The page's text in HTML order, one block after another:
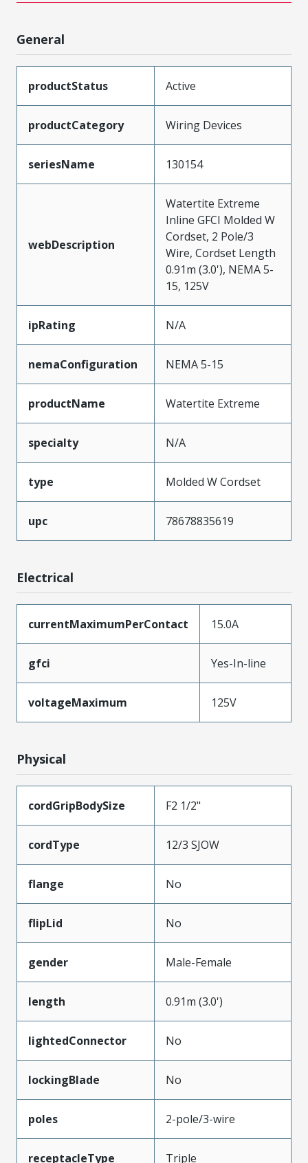
General
productStatus Active
productCategory Wiring Devices
seriesName 130154
webDescription
Watertite Extreme
Inline GFCI Molded W
Cordset, 2 Pole/3
Wire, Cordset Length
0.91m (3.0'), NEMA 5-
15, 125V
ipRating N/A
nemaConfiguration NEMA 5-15
productName Watertite Extreme
specialty N/A
type Molded W Cordset
upc 78678835619
Electrical
currentMaximumPerContact 15.0A
gfci Yes-In-line
voltageMaximum 125V
Physical
cordGripBodySize F2 1/2"
cordType 12/3 SJOW
flange No
flipLid No
gender Male-Female
length 0.91m (3.0')
lightedConnector No
lockingBlade No
poles 2-pole/3-wire
receptacleType Triple